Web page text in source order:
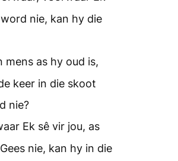
nie, kan hy die
mens as hy oud is,
keer in die skoot
nie?
Ek sê vir jou, as
nie, kan hy in die